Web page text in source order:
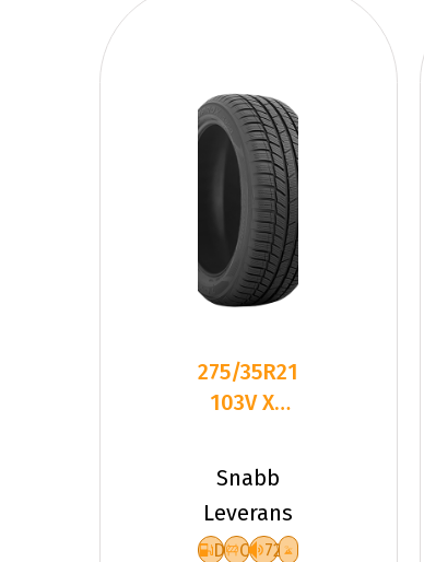
275/35R21
103V XL
SNOWPROX
S954
Snabb
Leverans
D C 72